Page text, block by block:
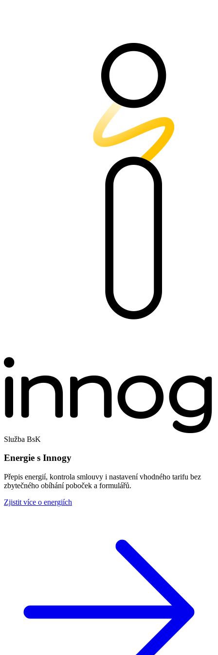
Služba BsK
Energie s Innogy
Přepis energií, kontrola smlouvy i nastavení vhodného tarifu bez
zbytečného obíhání poboček a formulářů.
Zjistit více o energiích